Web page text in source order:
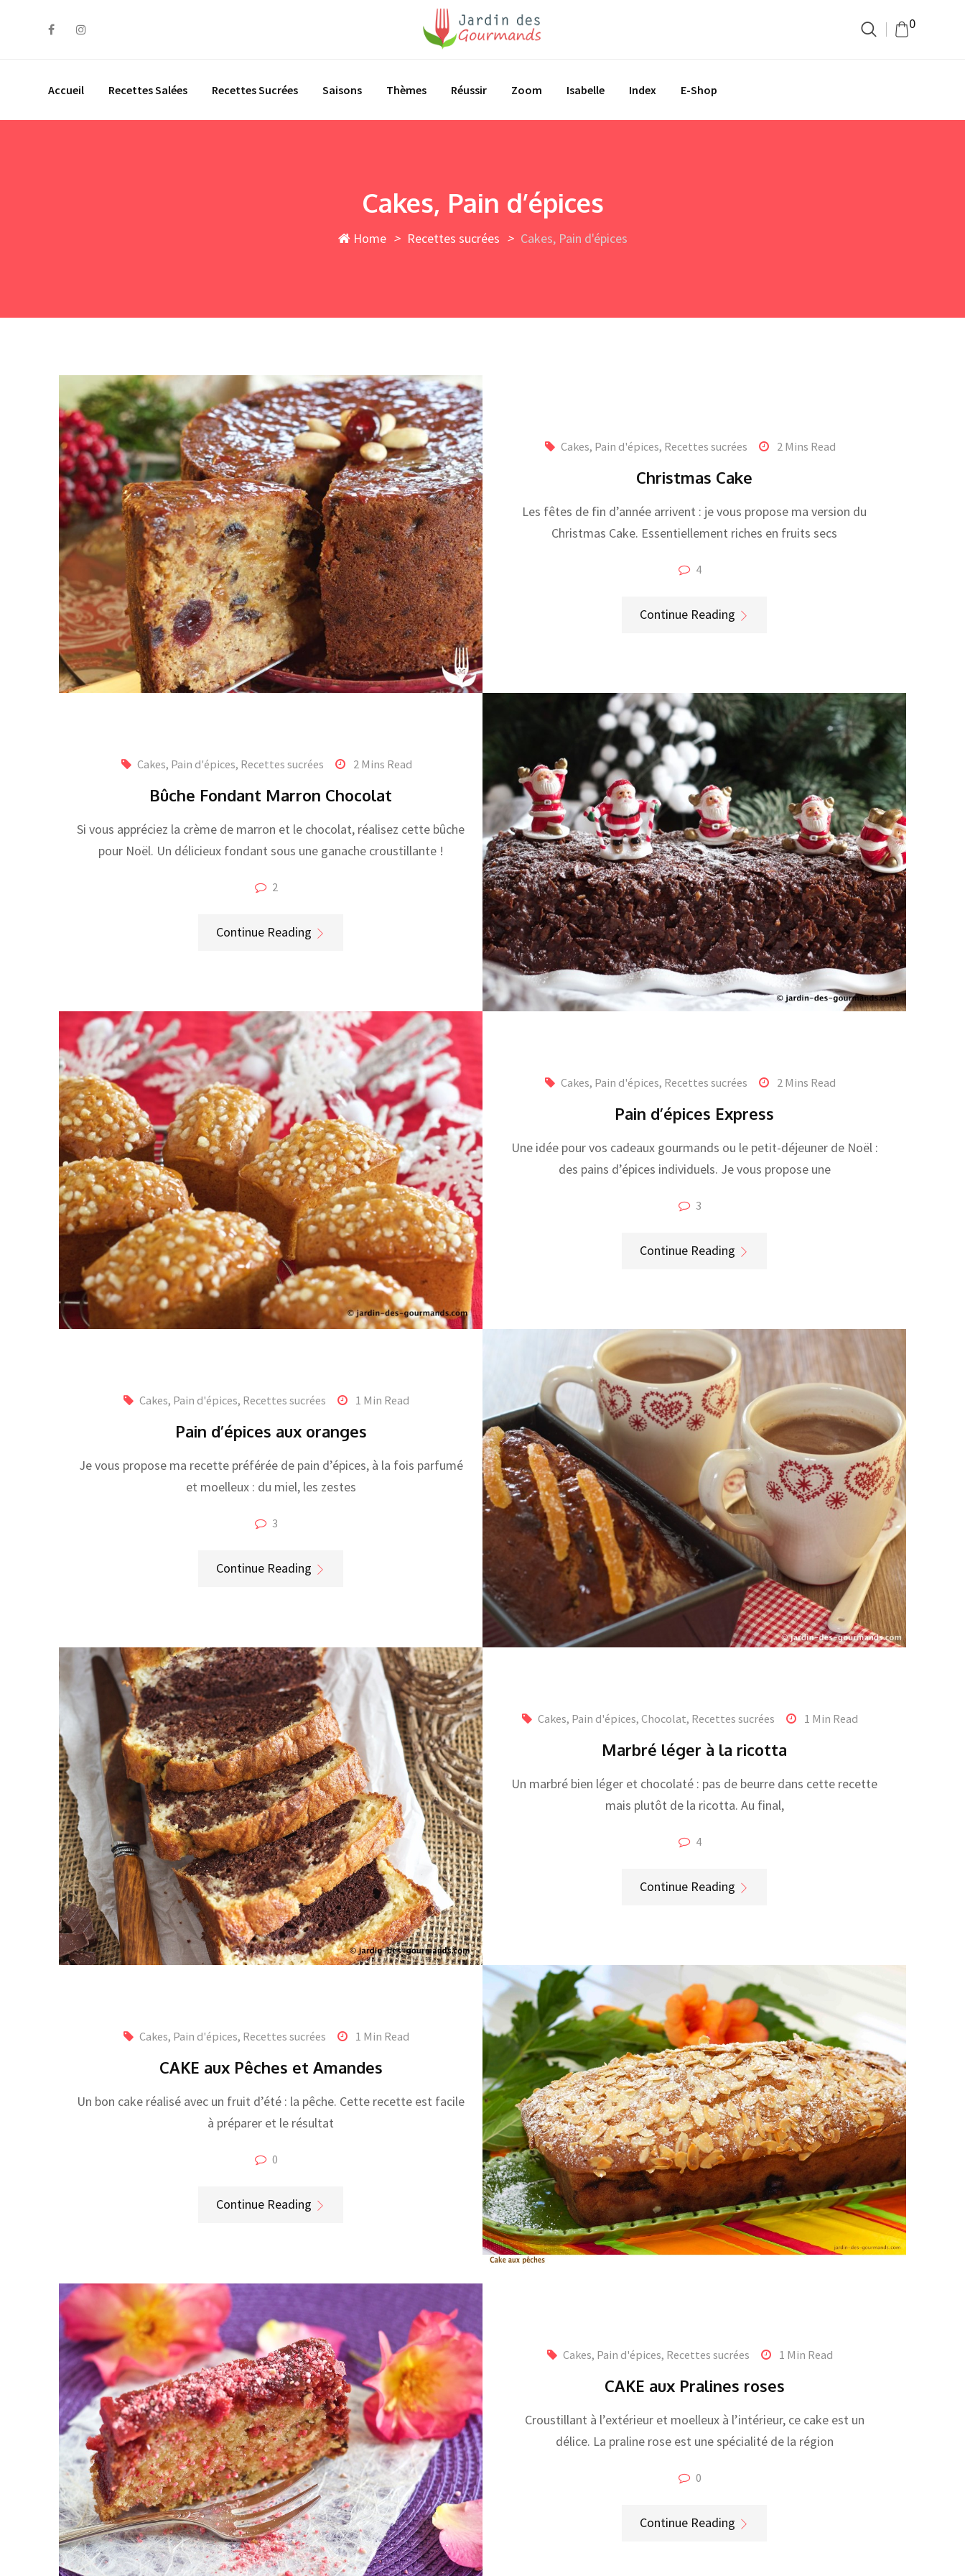
0
Accueil Recettes Salées Recettes Sucrées Saisons Thèmes Réussir Zoom Isabelle Index E-Shop
Cakes, Pain d’épices
Home > Recettes sucrées > Cakes, Pain d'épices
Cakes, Pain d'épices, Recettes sucrées 2 Mins Read
Christmas Cake
Les fêtes de fin d’année arrivent : je vous propose ma version du
Christmas Cake. Essentiellement riches en fruits secs
4
Continue Reading
Cakes, Pain d'épices, Recettes sucrées 2 Mins Read
Bûche Fondant Marron Chocolat
Si vous appréciez la crème de marron et le chocolat, réalisez cette bûche
pour Noël. Un délicieux fondant sous une ganache croustillante !
2
Continue Reading
Cakes, Pain d'épices, Recettes sucrées 2 Mins Read
Pain d’épices Express
Une idée pour vos cadeaux gourmands ou le petit-déjeuner de Noël :
des pains d’épices individuels. Je vous propose une
3
Continue Reading
Cakes, Pain d'épices, Recettes sucrées 1 Min Read
Pain d’épices aux oranges
Je vous propose ma recette préférée de pain d’épices, à la fois parfumé
et moelleux : du miel, les zestes
3
Continue Reading
Cakes, Pain d'épices, Chocolat, Recettes sucrées 1 Min Read
Marbré léger à la ricotta
Un marbré bien léger et chocolaté : pas de beurre dans cette recette
mais plutôt de la ricotta. Au final,
4
Continue Reading
Cakes, Pain d'épices, Recettes sucrées 1 Min Read
CAKE aux Pêches et Amandes
Un bon cake réalisé avec un fruit d’été : la pêche. Cette recette est facile
à préparer et le résultat
0
Continue Reading
Cakes, Pain d'épices, Recettes sucrées 1 Min Read
CAKE aux Pralines roses
Croustillant à l’extérieur et moelleux à l’intérieur, ce cake est un
délice. La praline rose est une spécialité de la région
0
Continue Reading